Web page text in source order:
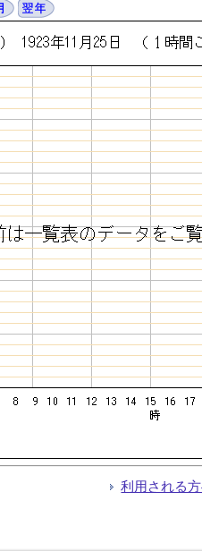
利用される